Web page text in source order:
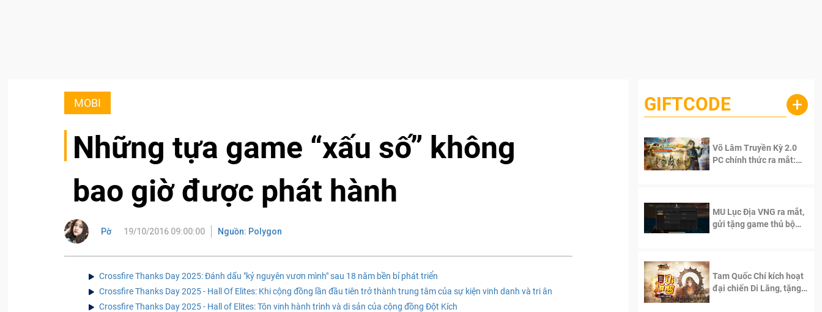
MOBI
Những tựa game “xấu số” không
bao giờ được phát hành
Pờ 19/10/2016 09:00:00 Nguồn: Polygon
Crossfire Thanks Day 2025: Đánh dấu "kỷ nguyên vươn mình" sau 18 năm bền bỉ phát triển
Crossfire Thanks Day 2025 - Hall Of Elites: Khi cộng đồng lần đầu tiên trở thành trung tâm của sự kiện vinh danh và tri ân
Crossfire Thanks Day 2025 - Hall of Elites: Tôn vinh hành trình và di sản của cộng đồng Đột Kích
GIFTCODE +
Võ Lâm Truyền Kỳ 2.0
PC chính thức ra mắt:
MU Lục Địa VNG ra mắt,
gửi tặng game thủ bộ
Tam Quốc Chí kích hoạt
đại chiến Di Lăng, tặng